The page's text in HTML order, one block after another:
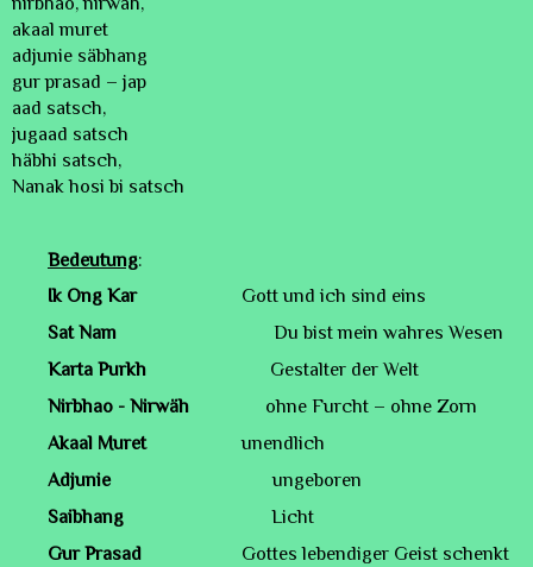
akaal muret
adjunie säbhang
gur prasad – jap
aad satsch,
jugaad satsch
häbhi satsch,
Nanak hosi bi satsch
Bedeutung:
Ik Ong Kar Gott und ich sind eins
Sat Nam Du bist mein wahres Wesen
Karta Purkh Gestalter der Welt
Nirbhao - Nirwäh ohne Furcht – ohne Zorn
Akaal Muretunendlich
Adjunieungeboren
Saibhang Licht
Gur Prasad Gottes lebendiger Geist schenkt